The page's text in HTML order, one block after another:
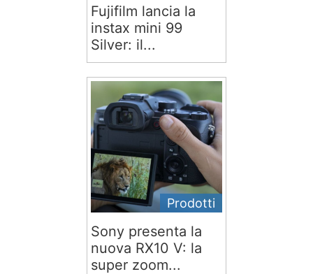
Fujifilm lancia la
instax mini 99
Silver: il...
Prodotti
Sony presenta la
nuova RX10 V: la
super zoom...